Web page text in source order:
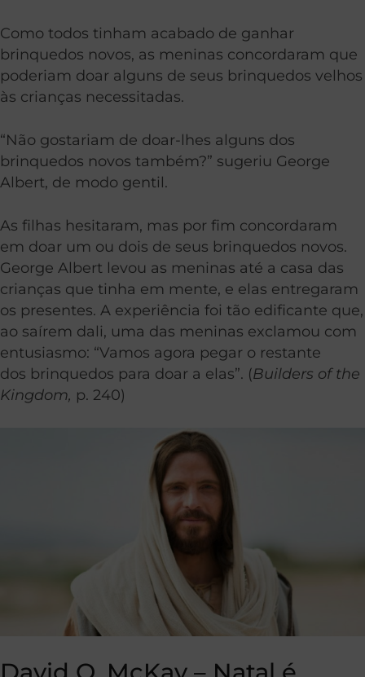
Como todos tinham acabado de ganhar
brinquedos novos, as meninas concordaram que
poderiam doar alguns de seus brinquedos velhos
às crianças necessitadas.
“Não gostariam de doar-lhes alguns dos
brinquedos novos também?” sugeriu George
Albert, de modo gentil.
As filhas hesitaram, mas por fim concordaram
em doar um ou dois de seus brinquedos novos.
George Albert levou as meninas até a casa das
crianças que tinha em mente, e elas entregaram
os presentes. A experiência foi tão edificante que,
ao saírem dali, uma das meninas exclamou com
entusiasmo: “Vamos agora pegar o restante
dos brinquedos para doar a elas”. (Builders of the
Kingdom, p. 240)